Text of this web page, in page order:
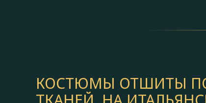
КОСТЮМЫ ОТШИТЫ